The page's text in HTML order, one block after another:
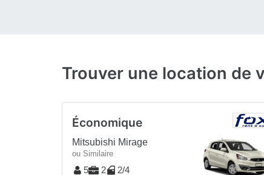
Trouver une location de
Économique
Mitsubishi Mirage
ou Similaire
5 2 2/4